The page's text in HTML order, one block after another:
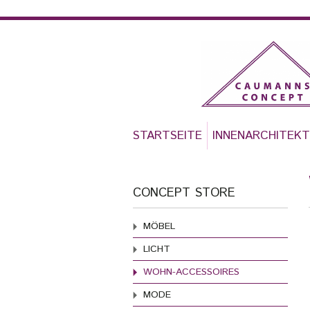
überspringen
STARTSEITE
CONCEPT STORE
Navigation
überspringen
MÖBEL
LICHT
WOHN-ACCESSOIRES
MODE